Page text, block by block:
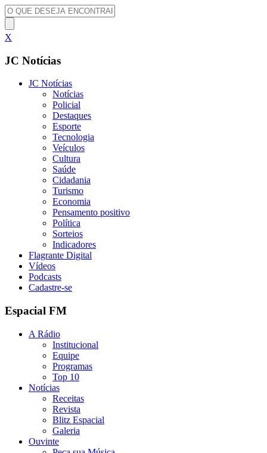
X
JC Notícias
JC Notícias
Notícias
Policial
Destaques
Esporte
Tecnologia
Veículos
Cultura
Saúde
Cidadania
Turismo
Economia
Pensamento positivo
Política
Sorteios
Indicadores
Flagrante Digital
Vídeos
Podcasts
Cadastre-se
Espacial FM
A Rádio
Institucional
Equipe
Programas
Top 10
Notícias
Receitas
Revista
Blitz Espacial
Galeria
Ouvinte